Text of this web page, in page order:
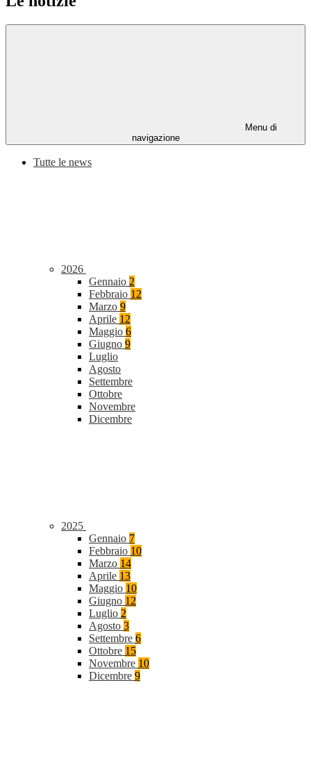
Menu di
navigazione
Tutte le news
2026
Gennaio 2
Febbraio 12
Marzo 9
Aprile 12
Maggio 6
Giugno 9
Luglio
Agosto
Settembre
Ottobre
Novembre
Dicembre
2025
Gennaio 7
Febbraio 10
Marzo 14
Aprile 13
Maggio 10
Giugno 12
Luglio 2
Agosto 3
Settembre 6
Ottobre 15
Novembre 10
Dicembre 9